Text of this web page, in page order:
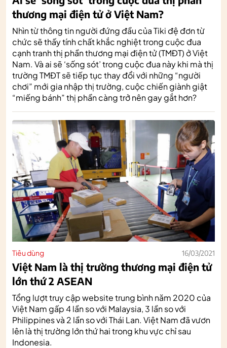
thương mại điện tử ở Việt Nam?
Nhìn từ thông tin người đứng đầu của Tiki đệ đơn từ
chức sẽ thấy tính chất khắc nghiệt trong cuộc đua
cạnh tranh thị phần thương mại điện tử (TMĐT) ở Việt
Nam. Và ai sẽ ‘sống sót’ trong cuộc đua này khi mà thị
trường TMĐT sẽ tiếp tục thay đổi với những “người
chơi” mới gia nhập thị trường, cuộc chiến giành giật
“miếng bánh” thị phần càng trở nên gay gắt hơn?
Tiêu dùng 16/03/2021
Việt Nam là thị trường thương mại điện tử
lớn thứ 2 ASEAN
Tổng lượt truy cập website trung bình năm 2020 của
Việt Nam gấp 4 lần so với Malaysia, 3 lần so với
Philippines và 2 lần so với Thái Lan. Việt Nam đã vươn
lên là thị trường lớn thứ hai trong khu vực chỉ sau
Indonesia.